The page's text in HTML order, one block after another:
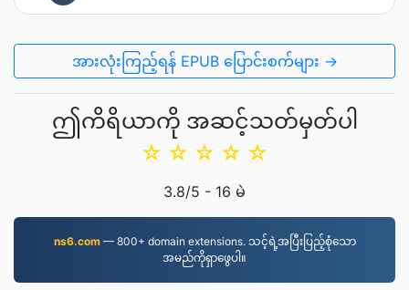
အားလုံးကြည့်ရန် EPUB ပြောင်းစက်များ →
ဤကိရိယာကို အဆင့်သတ်မှတ်ပါ
☆
☆
☆
☆
☆
3.8/5 - 16 မဲ
ns6.com— 800+ domain extensions. သင့်ရဲ့အပြီးပြည့်စုံသော
အမည်ကိုရှာဖွေပါ။